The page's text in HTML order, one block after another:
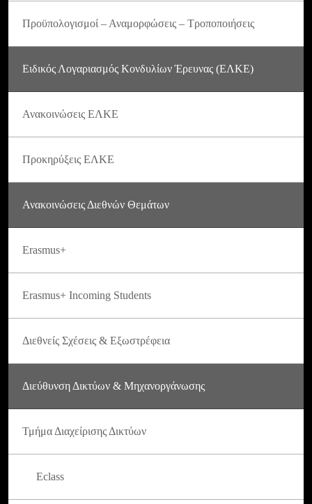
Προϋπολογισμοί – Αναμορφώσεις – Τροποποιήσεις
Ειδικός Λογαριασμός Κονδυλίων Έρευνας (ΕΛΚΕ)
Ανακοινώσεις ΕΛΚΕ
Προκηρύξεις ΕΛΚΕ
Ανακοινώσεις Διεθνών Θεμάτων
Erasmus+
Erasmus+ Incoming Students
Διεθνείς Σχέσεις & Εξωστρέφεια
Διεύθυνση Δικτύων & Μηχανοργάνωσης
Τμήμα Διαχείρισης Δικτύων
Eclass